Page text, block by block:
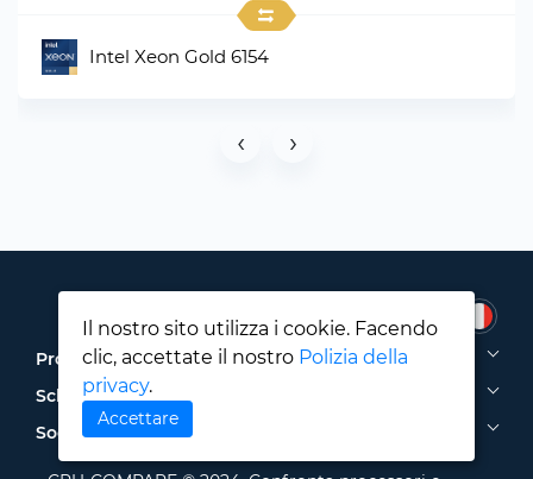
Intel Xeon Gold 6154
‹ ›
Processori
Schede video
Sociale
Il nostro sito utilizza i cookie. Facendo
clic, accettate il nostro Polizia della
privacy.
Accettare